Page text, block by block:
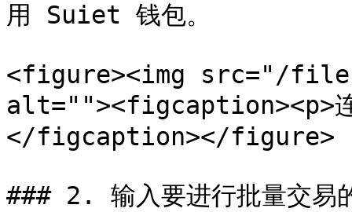
用 Suiet 钱包。
<figure><img src="/files/
alt=""><figcaption><p>连
</figcaption></figure>
### 2. 输入要进行批量交